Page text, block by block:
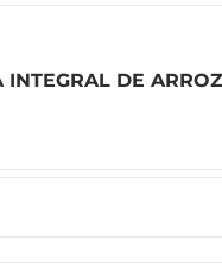
INTEGRAL DE